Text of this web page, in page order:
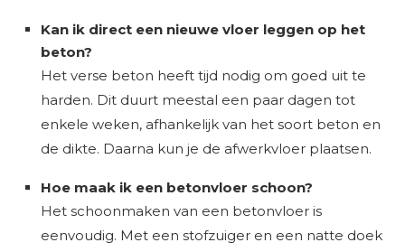
Kan ik direct een nieuwe vloer leggen op het
beton?
Het verse beton heeft tijd nodig om goed uit te
harden. Dit duurt meestal een paar dagen tot
enkele weken, afhankelijk van het soort beton en
de dikte. Daarna kun je de afwerkvloer plaatsen.
Hoe maak ik een betonvloer schoon?
Het schoonmaken van een betonvloer is
eenvoudig. Met een stofzuiger en een natte doek